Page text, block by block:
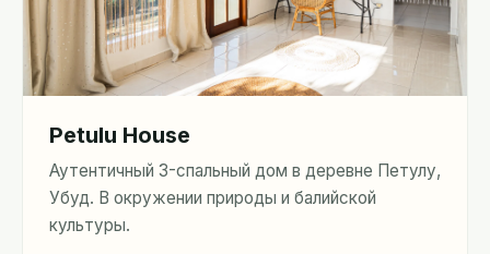
Petulu House
Аутентичный 3-спальный дом в деревне Петулу,
Убуд. В окружении природы и балийской
культуры.